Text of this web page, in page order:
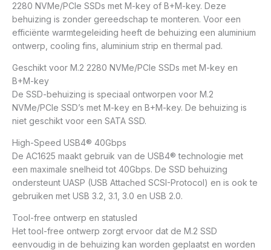
2280 NVMe/PCIe SSDs met M-key of B+M-key. Deze
behuizing is zonder gereedschap te monteren. Voor een
efficiënte warmtegeleiding heeft de behuizing een aluminium
ontwerp, cooling fins, aluminium strip en thermal pad.
Geschikt voor M.2 2280 NVMe/PCIe SSDs met M-key en
B+M-key
De SSD-behuizing is speciaal ontworpen voor M.2
NVMe/PCIe SSD’s met M-key en B+M-key. De behuizing is
niet geschikt voor een SATA SSD.
High-Speed USB4® 40Gbps
De AC1625 maakt gebruik van de USB4® technologie met
een maximale snelheid tot 40Gbps. De SSD behuizing
ondersteunt UASP (USB Attached SCSI-Protocol) en is ook te
gebruiken met USB 3.2, 3.1, 3.0 en USB 2.0.
Tool-free ontwerp en statusled
Het tool-free ontwerp zorgt ervoor dat de M.2 SSD
eenvoudig in de behuizing kan worden geplaatst en worden